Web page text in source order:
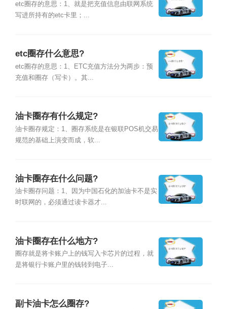
etc圈存的意思：1、就是把充值信息由联网系统
写进所持有的etc卡里；...
etc圈存什么意思?
etc圈存的意思：1、ETC充值方法分为两步：预
充值和圈存（写卡）。其...
油卡圈存有什么规定?
油卡圈存规定：1、圈存系统是在银联POS机交易
规范的基础上演变而成，软...
油卡圈存在什么问题?
油卡圈存问题：1、因为中国石化的加油卡不是实
时联网的，必须通过读卡器才...
油卡圈存在什么地方?
圈存就是将卡账户上的钱写入卡芯片的过程，就
是将银行卡账户里的钱转到电子...
副卡油卡怎么圈存?